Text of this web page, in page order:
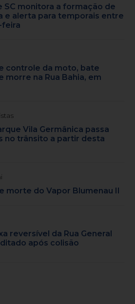
SC monitora a formação de
e alerta para temporais entre
feira
controle da moto, bate
morre na Rua Bahia, em
Vila Germânica passa
no trânsito a partir desta
morte do Vapor Blumenau II
reversível da Rua General
após colisão